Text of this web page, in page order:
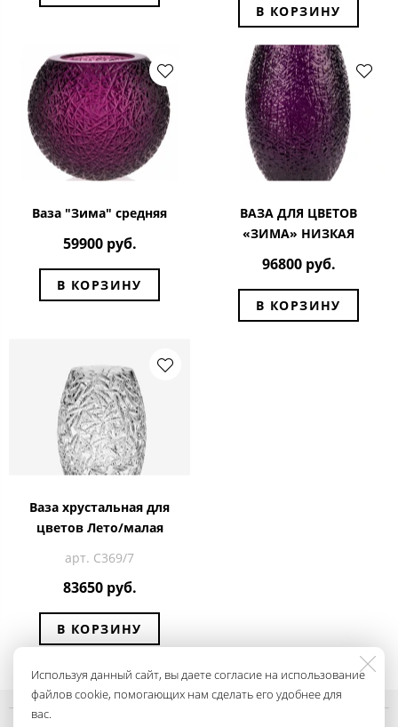
В КОРЗИНУ
Ваза "Зима" средняя
59900 руб.
В КОРЗИНУ
ВАЗА ДЛЯ ЦВЕТОВ
«ЗИМА» НИЗКАЯ
96800 руб.
В КОРЗИНУ
Ваза хрустальная для
цветов Лето/малая
арт. С369/7
83650 руб.
В КОРЗИНУ
Используя данный сайт, вы даете согласие на использование
файлов cookie, помогающих нам сделать его удобнее для
вас.